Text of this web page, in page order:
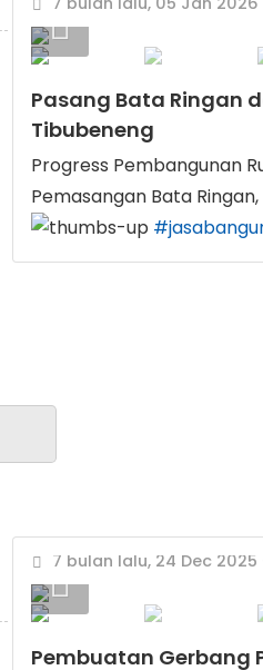
Pasang Bata Ringan
Tibubeneng
Progress Pembangunan
Pemasangan Bata
7 bulan lalu, 24 Dec 2025
Pembuatan Gerbang